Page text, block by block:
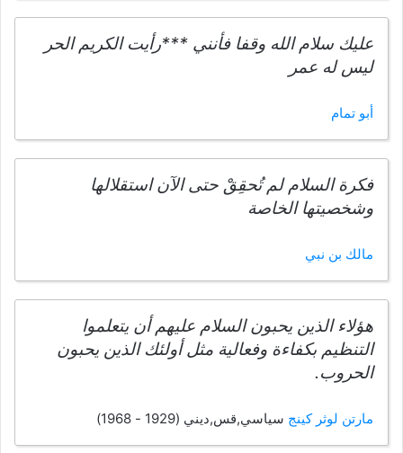
عليك سلام الله وقفا فأنني ***رأيت الكريم الحر
ليس له عمر
أبو تمام
فكرة السلام لم تُحقِقْ حتى الآن استقلالها
وشخصيتها الخاصة
مالك بن نبي
هؤلاء الذين يحبون السلام عليهم أن يتعلموا
التنظيم بكفاءة وفعالية مثل أولئك الذين يحبون
الحروب.
مارتن لوثر كينج سياسي,قس,ديني (1929 - 1968)